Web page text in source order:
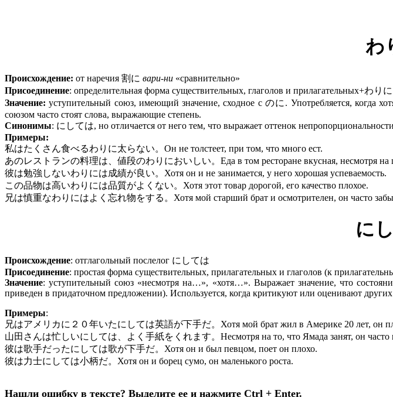
わ
Происхождение: от наречия 割に вари-ни «сравнительно»
Присоединение: определительная форма существительных, глаголов и прилагательных+わりに
Значение: уступительный союз, имеющий значение, сходное с のに. Употребляется, когда
союзом часто стоят слова, выражающие степень.
Синонимы: にしては, но отличается от него тем, что выражает оттенок
Примеры:
私はたくさん食べるわりに太らない。Он не толстеет, при том, что много ест.
あのレストランの料理は、値段のわりにおいしい。Еда в том ресторане вкусная, несмотря на
彼は勉強しないわりには成績が良い。Хотя он и не занимается, у него хорошая успеваемость.
この品物は高いわりには品質がよくない。Хотя этот товар дорогой, его качество плохое.
兄は慎重なわりにはよく忘れ物をする。Хотя мой старший брат и осмотрителен, он часто
に
Происхождение: отглагольный послелог にしては
Присоединение: простая форма существительных, прилагательных и глаголов (к
Значение: уступительный союз «несмотря на…», «хотя…». Выражает значение, что
приведен в придаточном предложении). Используется, когда критикуют или оценивают
Примеры:
兄はアメリカに２０年いたにしては英語が下手だ。Хотя мой брат жил в Америке 20 лет, он
山田さんは忙しいにしては、よく手紙をくれます。Несмотря на то, что Ямада занят, он часто
彼は歌手だったにしては歌が下手だ。Хотя он и был певцом, поет он плохо.
彼は力士にしては小柄だ。Хотя он и борец сумо, он маленького роста.
Нашли ошибку в тексте? Выделите ее и нажмите Ctrl + Enter.